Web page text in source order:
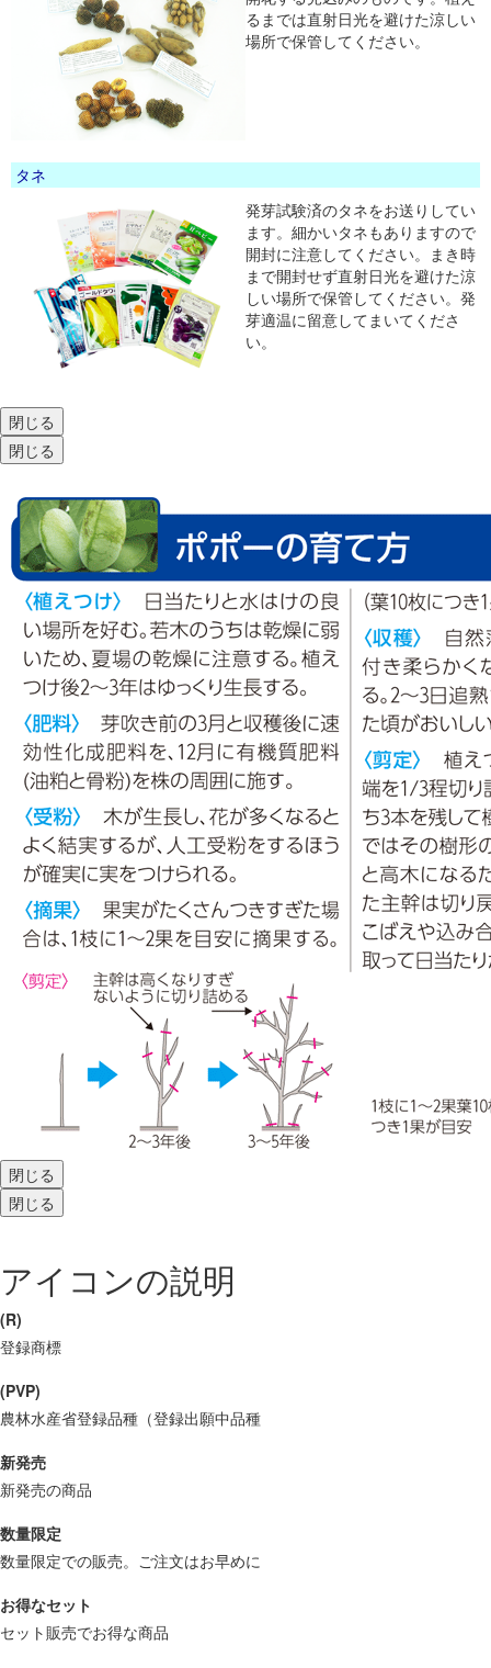
るまでは直射日光を避けた涼しい
場所で保管してください。
タネ
発芽試験済のタネをお送りしてい
ます。細かいタネもありますので
開封に注意してください。まき時
まで開封せず直射日光を避けた涼
しい場所で保管してください。発
芽適温に留意してまいてくださ
い。
閉じる
閉じる
閉じる
閉じる
アイコンの説明
(R)
登録商標
(PVP)
農林水産省登録品種（登録出願中品種
新発売
新発売の商品
数量限定
数量限定での販売。ご注文はお早めに
お得なセット
セット販売でお得な商品